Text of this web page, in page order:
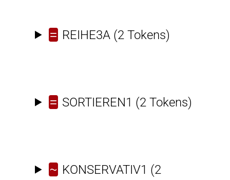
= REIHE3A (2 Tokens)
= SORTIEREN1 (2 Tokens)
~ KONSERVATIV1 (2